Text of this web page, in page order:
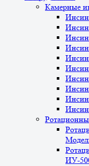
Камерные
ИУ-